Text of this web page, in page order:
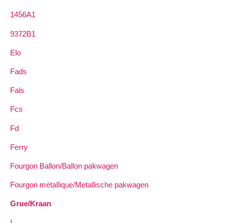
1456A1
9372B1
Elo
Fads
Fals
Fcs
Fd
Ferry
Fourgon Ballon/Ballon pakwagen
Fourgon métallique/Metallische pakwagen
Grue/Kraan